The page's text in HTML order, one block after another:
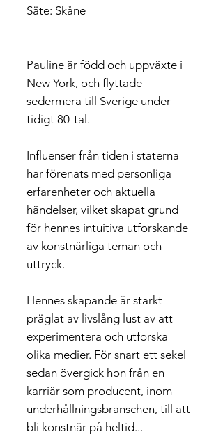
Säte: Skåne
Pauline är född och uppväxte i
New York, och flyttade
sedermera till Sverige under
tidigt 80-tal.
Influenser från tiden i staterna
har förenats med personliga
erfarenheter och aktuella
händelser, vilket skapat grund
för hennes intuitiva utforskande
av konstnärliga teman och
uttryck.
Hennes skapande är starkt
präglat av livslång lust av att
experimentera och utforska
olika medier. För snart ett sekel
sedan övergick hon från en
karriär som producent, inom
underhållningsbranschen, till att
bli konstnär på heltid...